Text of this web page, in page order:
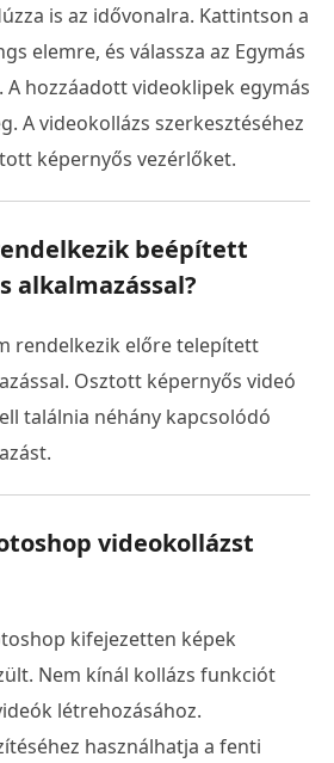
is az idővonalra. Kattintson a
elemre, és válassza az Egymás
hozzáadott videoklipek egymás
A videokollázs szerkesztéséhez
képernyős vezérlőket.
beépített
alkalmazással?
rendelkezik előre telepített
Osztott képernyős videó
találnia néhány kapcsolódó
videokollázst
kifejezetten képek
Nem kínál kollázs funkciót
létrehozásához.
használhatja a fenti